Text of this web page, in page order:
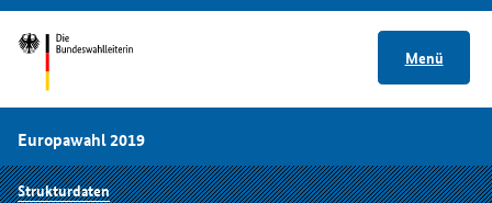
Menü
Europawahl 2019
Strukturdaten